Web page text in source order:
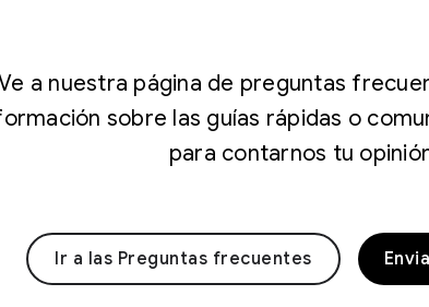
a nuestra página de preguntas
sobre las guías rápidas o
para contarnos tu
Ir a las Preguntas frecuentes